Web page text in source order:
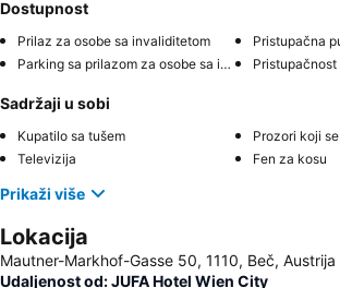
Dostupnost
Prilaz za osobe sa invaliditetom
Pristupačna
Parking sa prilazom za osobe sa invaliditetom
Sadržaji u sobi
Kupatilo sa tušem
Prozori koji
Televizija
Fen za kosu
Prikaži više
Lokacija
Mautner-Markhof-Gasse 50, 1110, Beč, Austrija
Udaljenost od: JUFA Hotel Wien City